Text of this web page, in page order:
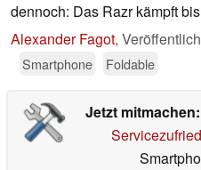
dennoch: Das Razr kämpft
Alexander Fagot,
Smartphone
Foldable
Jetzt mitmachen: